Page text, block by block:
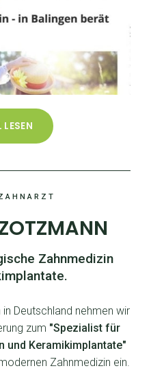
LESEN
Zahnmedizin
Deutschland nehmen wir
zum "Spezialist für
und Keramikimplantate"
Zahnmedizin ein.